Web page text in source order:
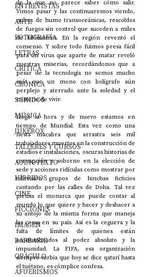
ENTREVISTAS
ARTE
FOTOGRAFÍA
LETRAS
CRÍTICA
CRÓNICA
SONIDOS
MÚSICA
JUKEBOX
TALLERES Y CURSOS
AUDIOTEXTO
HÍBRIDOS
CINE
FICCIONES
IMAGEN
BARBARIE
ORÁCULO
AFUERISMOS
de la que no parece saber cómo salir.
Vimos pasar y las continuaremos viendo,
nubes de humo transoceánicas, rescoldos
de fuegos sin control que suceden a miles
de kilómetros. En la región reventó el
consenso. Y sobre todo fuimos presa fácil
para un virus que aparte de matar reveló
nuestras miserias, recordándonos que a
pesar de la tecnología no somos mucho
más que un mono con bolígrafo aún
perplejo y aterrado ante la soledad y el
misterio de vivir.
Llegó la hora y de nuevo estamos en
tiempo de Mundial. Esta vez como una
fiesta macabra que arrastra seis mil
trabajadores muertos en la construcción de
estadios e instalaciones, oscuras historias de
corrupción y soborno en la elección de
sede y acciones ridículas como mostrar por
televisión grupos de hinchas ficticios
cantando por las calles de Doha. Tal vez
piensa el monarca que puede contar al
mundo lo que quiere y hacer y deshacer a
su antojo de la misma forma que maneja
las cosas en su país. Así es la ceguera y la
falta de límites de quienes están
acostumbrados al poder absoluto y la
impunidad. La FIFA, esa organización
siempre turbia que hoy se dice qatarí hasta
el tuétano, es cómplice confesa.